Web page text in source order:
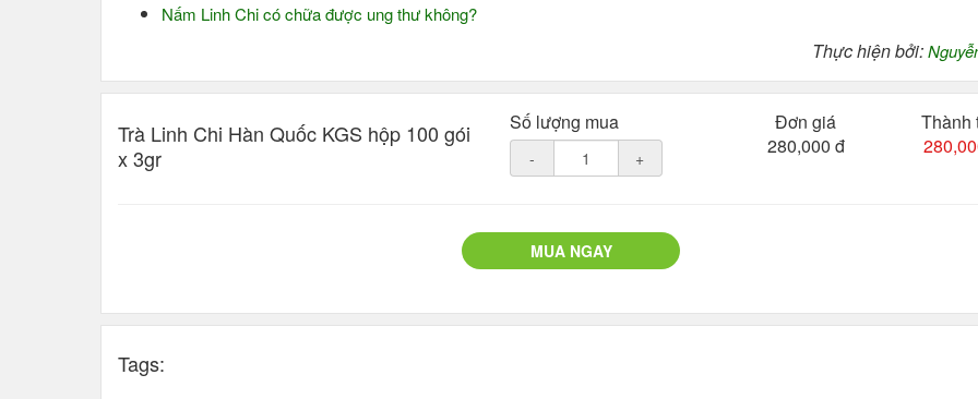
Nấm Linh Chi có chữa được ung thư không?
Thực hiện bởi:
Trà Linh Chi Hàn Quốc KGS hộp 100 gói
x 3gr
Số lượng mua
- +
Đơn giá
280,000 đ
Thành
MUA NGAY
Tags: